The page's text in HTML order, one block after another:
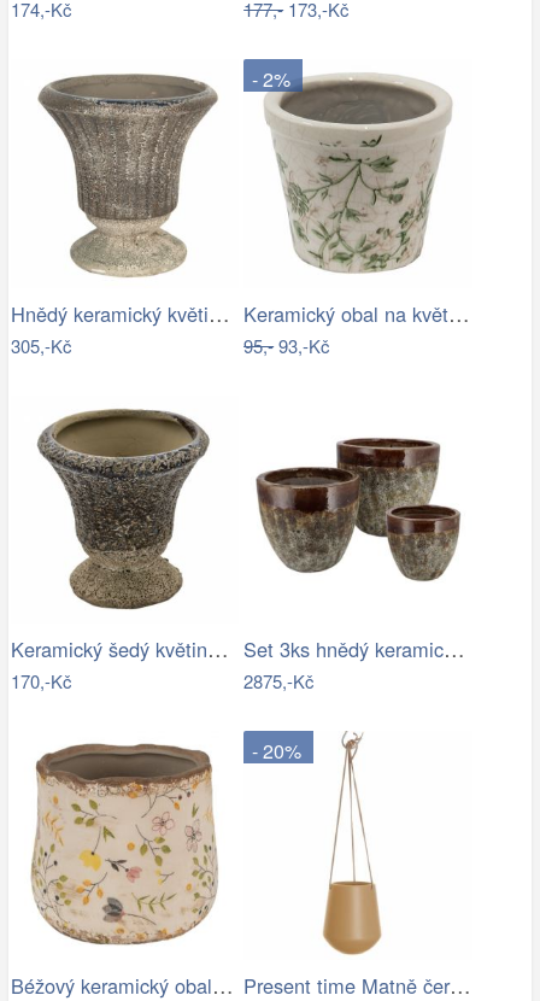
174,-Kč 177,-173,-Kč
Hnědý keramický květináč s patinou v…
305,-Kč
- 2%
Keramický obal na květináč se zelenými…
95,-93,-Kč
Keramický šedý květináč v antickém…
170,-Kč
Set 3ks hnědý keramický květináč…
2875,-Kč
Béžový keramický obal na květináč se…
- 20%
Present time Matně černý keramický…